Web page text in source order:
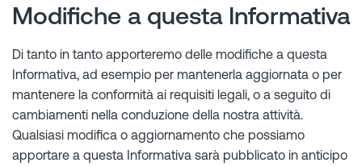
Modifiche a questa Informativa
Di tanto in tanto apporteremo delle modifiche a questa
Informativa, ad esempio per mantenerla aggiornata o per
mantenere la conformità ai requisiti legali, o a seguito di
cambiamenti nella conduzione della nostra attività.
Qualsiasi modifica o aggiornamento che possiamo
apportare a questa Informativa sarà pubblicato in anticipo